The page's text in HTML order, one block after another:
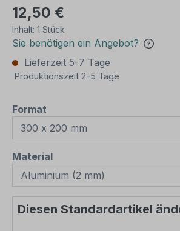
12,50 €
Inhalt: 1 Stück
Sie benötigen ein Angebot?
Lieferzeit 5-7 Tage
Produktionszeit 2-5 Tage
Format
Materialauswählen
Diesen Standardartikel